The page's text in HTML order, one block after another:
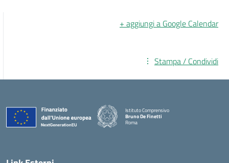
+ aggiungi a Google Calendar
Stampa / Condividi
Istituto Comprensivo
Bruno De Finetti
Roma